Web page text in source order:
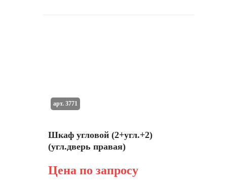
Шкаф угловой (2+угл.+2)
(угл.дверь правая)
Цена по запросу
арт. 3771